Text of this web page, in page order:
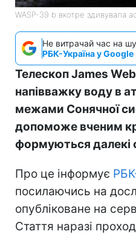
WASP-39 b вкотре здивувала
Не витрачай час на
РБК-Україна у Google
Телескоп James
напівважку воду в
межами Сонячної
допоможе вченим
формуються далекі
Про це інформує
посилаючись на
опубліковане на
Стаття наразі